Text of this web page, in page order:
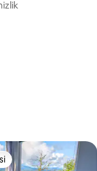
4 değerlendirme